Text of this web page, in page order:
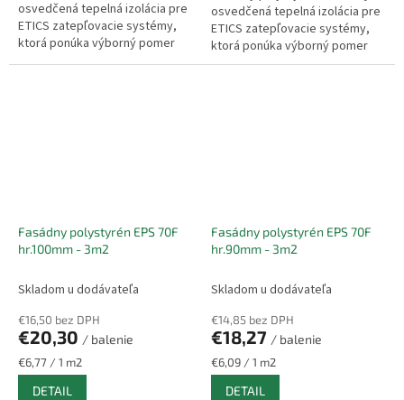
osvedčená tepelná izolácia pre
ETICS zatepľovacie systémy,
ktorá ponúka výborný pomer
ceny a výkonu. Vyznačuje sa
osvedčená tepelná izolácia pre
ETICS zatepľovacie systémy,
ktorá ponúka výborný pomer
ceny a výkonu. Vyznačuje sa
Fasádny polystyrén EPS 70F
hr.100mm - 3m2
Skladom u dodávateľa
€16,50 bez DPH
€20,30 / balenie
Jednotková
cena:
€6,77 / 1 m2
DETAIL
Fasádny polystyrén EPS 70F
hr.90mm - 3m2
Skladom u dodávateľa
€14,85 bez DPH
€18,27 / balenie
Jednotková
cena:
€6,09 / 1 m2
DETAIL